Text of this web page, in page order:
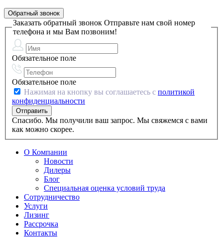
Обратный звонок
Заказать обратный звонок Отправьте нам свой номер
телефона и мы Вам позвоним!
Обязательное поле
Обязательное поле
Нажимая на кнопку вы соглашаетесь с политикой
конфиденциальности
Спасибо. Мы получили ваш запрос. Мы свяжемся с вами
как можно скорее.
О Компании
Новости
Дилеры
Блог
Специальная оценка условий труда
Сотрудничество
Услуги
Лизинг
Рассрочка
Контакты